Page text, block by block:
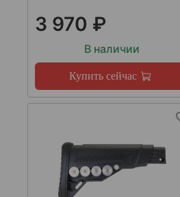
3 970 ₽
В наличии
Купить сейчас